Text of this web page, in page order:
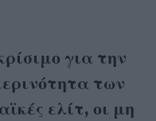
για την
των
ελίτ, οι μη